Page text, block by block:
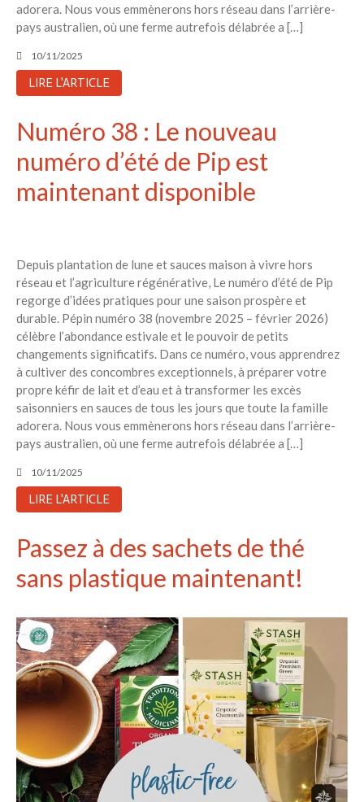
adorera. Nous vous emmènerons hors réseau dans l’arrière-
pays australien, où une ferme autrefois délabrée a […]
10/11/2025
LIRE L'ARTICLE
Numéro 38 : Le nouveau
numéro d’été de Pip est
maintenant disponible
Depuis plantation de lune et sauces maison à vivre hors
réseau et l’agriculture régénérative, Le numéro d’été de Pip
regorge d’idées pratiques pour une saison prospère et
durable. Pépin numéro 38 (novembre 2025 – février 2026)
célèbre l’abondance estivale et le pouvoir de petits
changements significatifs. Dans ce numéro, vous apprendrez
à cultiver des concombres exceptionnels, à préparer votre
propre kéfir de lait et d’eau et à transformer les excès
saisonniers en sauces de tous les jours que toute la famille
adorera. Nous vous emmènerons hors réseau dans l’arrière-
pays australien, où une ferme autrefois délabrée a […]
10/11/2025
LIRE L'ARTICLE
Passez à des sachets de thé
sans plastique maintenant!